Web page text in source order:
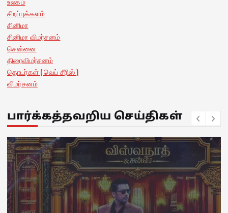
சிறப்புக்களம்
சினிமா
சினிமா விமர்சனம்
சென்னை
திரைவிமர்சனம்
தொடர்கள் ( வெப் சீரிஸ் )
விமர்சனம்
பார்க்கத்தவறிய செய்திகள்